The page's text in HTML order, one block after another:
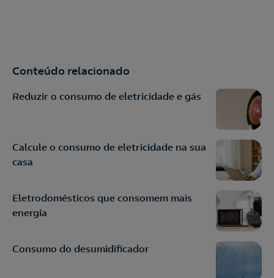
Conteúdo relacionado
Reduzir o consumo de eletricidade e gás
Calcule o consumo de eletricidade na sua
casa
Eletrodomésticos que consomem mais
energia
Consumo do desumidificador